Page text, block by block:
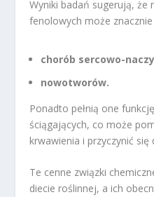
Wyniki badań sugerują, że
fenolowych może
chorób sercowo-
nowotworów.
Ponadto pełnią one
ściągających, co może
krwawienia i przyczynić
Te cenne związki
diecie roślinnej, a ich